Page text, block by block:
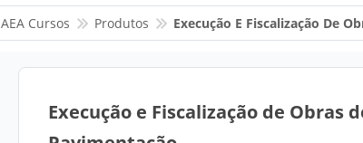
AEA Cursos Produtos Execução E Fiscalização De
Execução e Fiscalização de Obras